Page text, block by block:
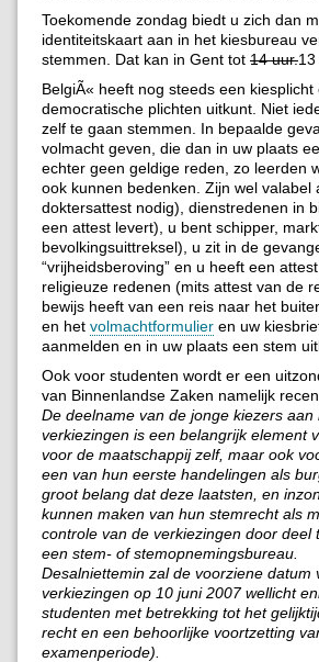
Toekomende zondag biedt u zich dan
identiteitskaart aan in het kiesbureau
stemmen. Dat kan in Gent tot 14 uur.13
BelgiÃ« heeft nog steeds een
democratische plichten uitkunt. Niet
zelf te gaan stemmen. In bepaalde
volmacht geven, die dan in uw plaats
echter geen geldige reden, zo leerden
ook kunnen bedenken. Zijn wel
doktersattest nodig), dienstredenen in
een attest levert), u bent schipper,
bevolkingsuittreksel), u zit in de
“vrijheidsberoving” en u heeft een
religieuze redenen (mits attest van de
bewijs heeft van een reis naar het
en het volmachtformulier en uw
aanmelden en in uw plaats een stem
Ook voor studenten wordt er een
van Binnenlandse Zaken namelijk
De deelname van de jonge kiezers
verkiezingen is een belangrijk element
voor de maatschappij zelf, maar ook
een van hun eerste handelingen als
groot belang dat deze laatsten, en
kunnen maken van hun stemrecht als
controle van de verkiezingen door
een stem- of stemopnemingsbureau.
Desalniettemin zal de voorziene
verkiezingen op 10 juni 2007 wellicht
studenten met betrekking tot het
recht en een behoorlijke voortzetting
examenperiode).